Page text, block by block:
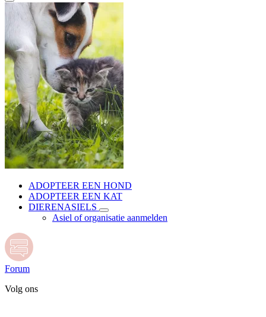
ADOPTEER EEN HOND
ADOPTEER EEN KAT
DIERENASIELS
Asiel of organisatie aanmelden
Forum
Volg ons